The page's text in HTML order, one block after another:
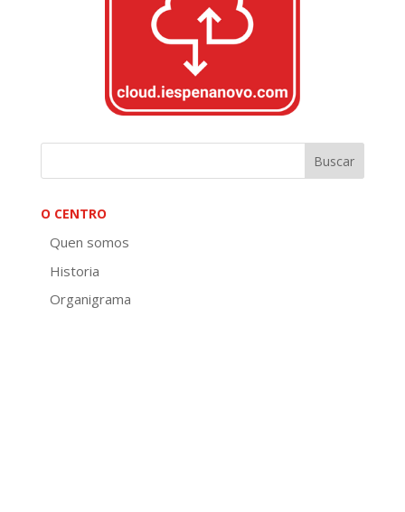
O CENTRO
Quen somos
Historia
Organigrama